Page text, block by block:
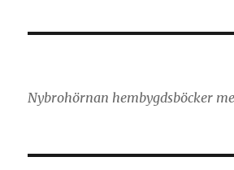
Nybrohörnan hembygdsböcker